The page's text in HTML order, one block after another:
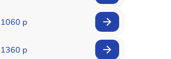
1060 р
1360 р